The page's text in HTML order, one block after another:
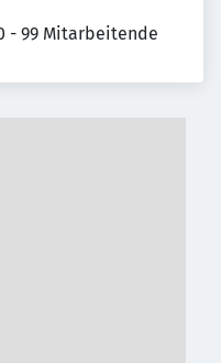
- 99 Mitarbeitende